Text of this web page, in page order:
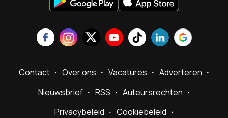
Contact Over ons Vacatures
Adverteren
Nieuwsbrief
RSS
Auteursrechten
Privacybeleid
Cookiebeleid